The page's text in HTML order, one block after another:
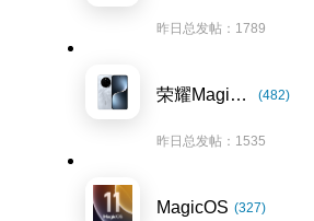
昨日总发帖：1789
荣耀Magic7系列 (482)
昨日总发帖：1535
MagicOS (327)